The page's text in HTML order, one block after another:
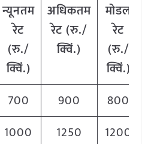
न्यूनतम
रेट
(रु./
क्विं.)
अधिकतम
रेट (रु./
क्विं.)
मोडल
रेट
(रु./
क्विं.)
700 900
800
1000 1250
1200